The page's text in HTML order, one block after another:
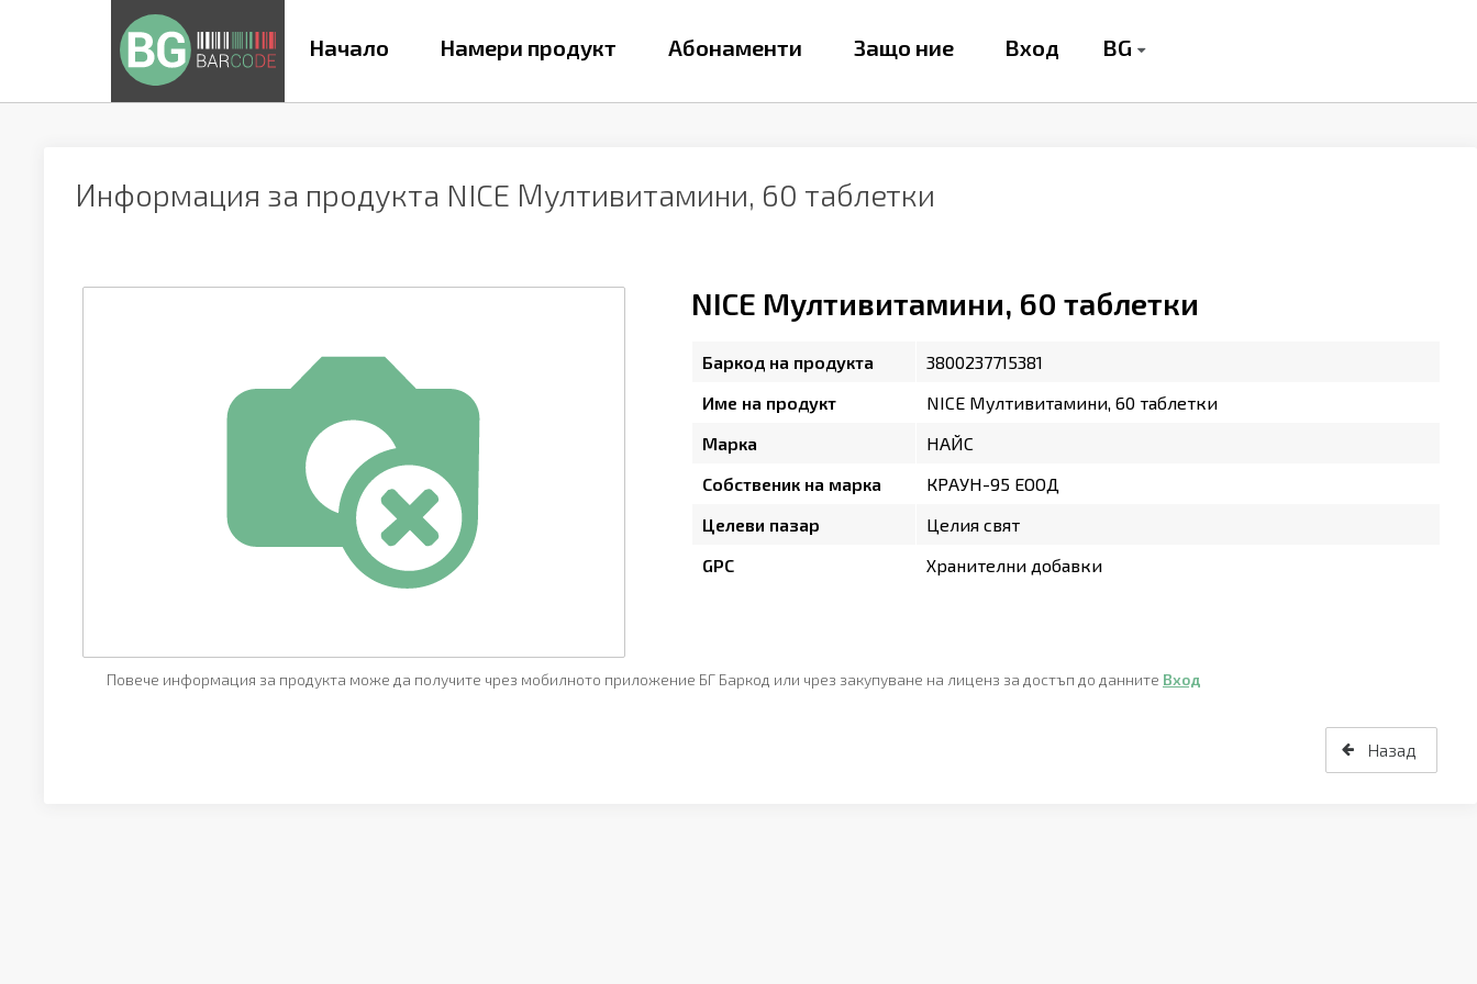
Начало Намери продукт Абонаменти Защо ние Вход BG
Информация за продукта NICE Мултивитамини, 60 таблетки
NICE Мултивитамини, 60 таблетки
Баркод на продукта
3800237715381
Име на продукт
NICE Мултивитамини, 60 таблетки
Марка
НАЙС
Собственик на марка
КРАУН-95 ЕООД
Целеви пазар
Целия свят
GPC
Хранителни добавки
Повече информация за продукта може да получите чрез мобилното приложение БГ Баркод или чрез закупуване на лиценз за достъп до данните Вход
Назад